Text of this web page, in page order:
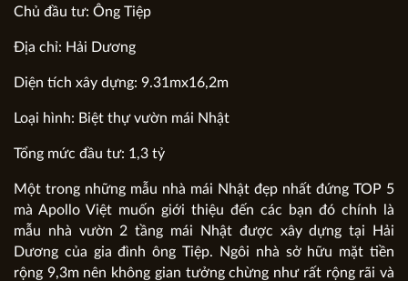
Chủ đầu tư: Ông Tiệp
Địa chỉ: Hải Dương
Diện tích xây dựng: 9.31mx16,2m
Loại hình: Biệt thự vườn mái Nhật
Tổng mức đầu tư: 1,3 tỷ
Một trong những mẫu nhà mái Nhật đẹp nhất đứng TOP 5
mà Apollo Việt muốn giới thiệu đến các bạn đó chính là
mẫu nhà vườn 2 tầng mái Nhật được xây dựng tại Hải
Dương của gia đình ông Tiệp. Ngôi nhà sở hữu mặt tiền
rộng 9,3m nên không gian tưởng chừng như rất rộng rãi và